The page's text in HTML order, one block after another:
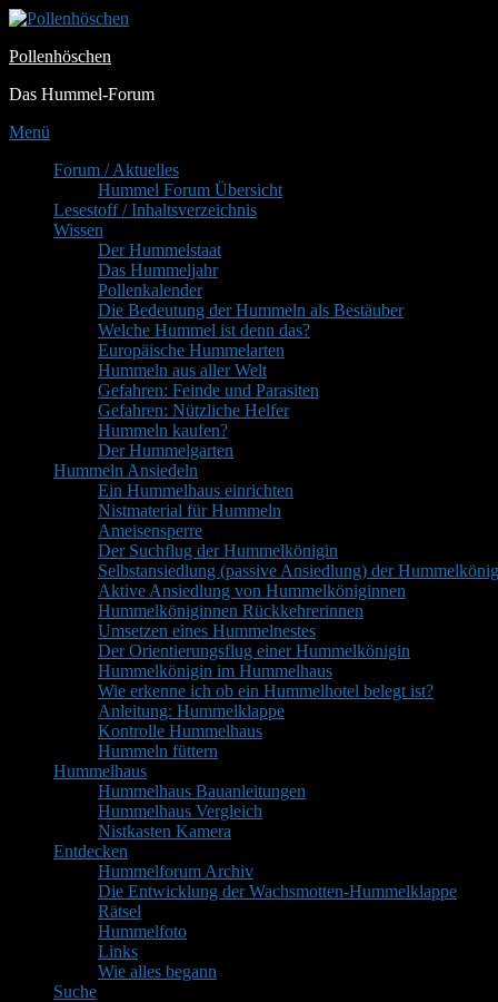
Zum
springen
Pollenhöschen
Das Hummel-Forum
Menü
PrimäresForum / Aktuelles
Hummel Forum Übersicht
Lesestoff / Inhaltsverzeichnis
Wissen
Der Hummelstaat
Das Hummeljahr
Pollenkalender
Die Bedeutung der Hummeln als Bestäuber
Welche Hummel ist denn das?
Europäische Hummelarten
Hummeln aus aller Welt
Gefahren: Feinde und Parasiten
Gefahren: Nützliche Helfer
Hummeln kaufen?
Der Hummelgarten
Hummeln Ansiedeln
Ein Hummelhaus einrichten
Nistmaterial für Hummeln
Ameisensperre
Der Suchflug der Hummelkönigin
Selbstansiedlung (passive Ansiedlung) der
Aktive Ansiedlung von Hummelköniginnen
Hummelköniginnen Rückkehrerinnen
Umsetzen eines Hummelnestes
Der Orientierungsflug einer Hummelkönigin
Hummelkönigin im Hummelhaus
Wie erkenne ich ob ein Hummelhotel belegt ist?
Anleitung: Hummelklappe
Kontrolle Hummelhaus
Hummeln füttern
Hummelhaus
Hummelhaus Bauanleitungen
Hummelhaus Vergleich
Nistkasten Kamera
Entdecken
Hummelforum Archiv
Die Entwicklung der Wachsmotten-Hummelklappe
Rätsel
Hummelfoto
Links
Wie alles begann
Suche